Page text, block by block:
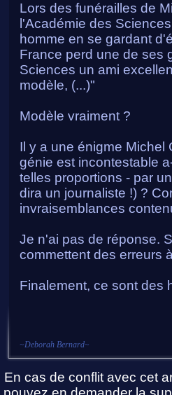
Lors des funérailles de
l'Académie des
homme en se gardant
France perd une de ses
Sciences un ami
modèle, (...)"
Modèle vraiment ?
Il y a une énigme Michel
génie est incontestable
telles proportions - par
dira un journaliste !) ?
invraisemblances
Je n'ai pas de réponse.
commettent des erreurs
Finalement, ce sont des
~Deborah Bernard~
En cas de conflit avec cet